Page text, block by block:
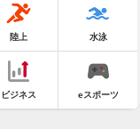
陸上 水泳
ビジネス eスポーツ